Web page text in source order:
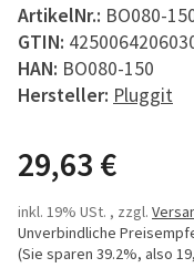
ArtikelNr.: BO080-
GTIN:
HAN: BO080-150
Hersteller: Pluggit
29,63 €
inkl. 19% USt. , zzgl.
Unverbindliche
(Sie sparen 39.2%, also